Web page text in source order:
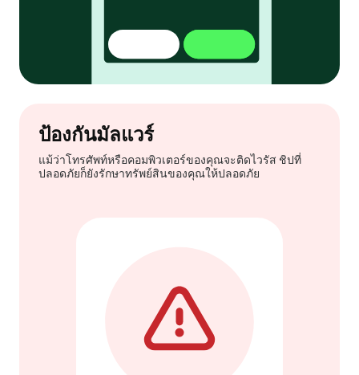
ป้องกันมัลแวร์
แม้ว่าโทรศัพท์หรือคอมพิวเตอร์ของคุณจะติดไวรัส ชิปที่
ปลอดภัยก็ยังรักษาทรัพย์สินของคุณให้ปลอดภัย